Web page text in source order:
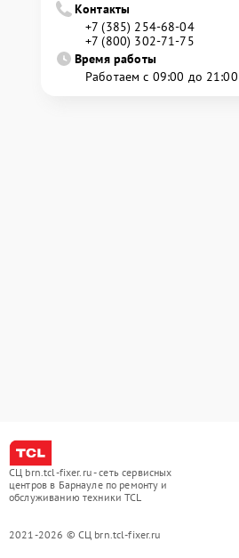
Контакты
+7 (385) 254-68-04
+7 (800) 302-71-75
Время работы
Работаем с 09:00 до 21:00
СЦ brn.tcl-fixer.ru - сеть сервисных
центров в Барнауле по ремонту и
обслуживанию техники TCL
2021-2026 © СЦ brn.tcl-fixer.ru